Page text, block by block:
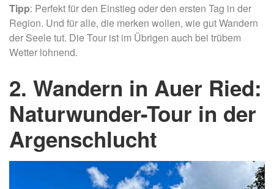
Tipp: Perfekt für den Einstieg oder den ersten Tag in der
Region. Und für alle, die merken wollen, wie gut Wandern
der Seele tut. Die Tour ist im Übrigen auch bei trübem
Wetter lohnend.
2. Wandern in Auer Ried:
Naturwunder-Tour in der
Argenschlucht